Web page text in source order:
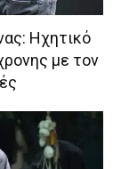
Ηχητικό
με τον